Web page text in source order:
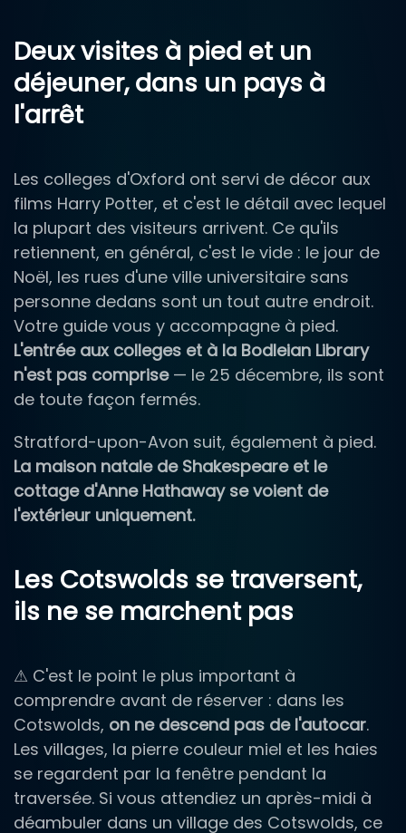
Deux visites à pied et un
déjeuner, dans un pays à
l'arrêt
Les colleges d'Oxford ont servi de décor aux
films Harry Potter, et c'est le détail avec lequel
la plupart des visiteurs arrivent. Ce qu'ils
retiennent, en général, c'est le vide : le jour de
Noël, les rues d'une ville universitaire sans
personne dedans sont un tout autre endroit.
Votre guide vous y accompagne à pied.
L'entrée aux colleges et à la Bodleian Library
n'est pas comprise— le 25 décembre, ils sont
de toute façon fermés.
Stratford-upon-Avon suit, également à pied.
La maison natale de Shakespeare et le
cottage d'Anne Hathaway se voient de
l'extérieur uniquement.
Les Cotswolds se traversent,
ils ne se marchent pas
⚠ C'est le point le plus important à
comprendre avant de réserver : dans les
Cotswolds, on ne descend pas de l'autocar.
Les villages, la pierre couleur miel et les haies
se regardent par la fenêtre pendant la
traversée. Si vous attendiez un après-midi à
déambuler dans un village des Cotswolds, ce